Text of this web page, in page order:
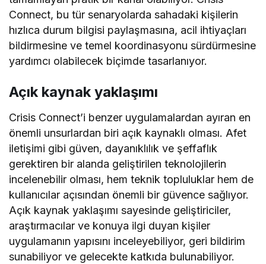
Connect, bu tür senaryolarda sahadaki kişilerin
hızlıca durum bilgisi paylaşmasına, acil ihtiyaçları
bildirmesine ve temel koordinasyonu sürdürmesine
yardımcı olabilecek biçimde tasarlanıyor.
Açık kaynak yaklaşımı
Crisis Connect’i benzer uygulamalardan ayıran en
önemli unsurlardan biri açık kaynaklı olması. Afet
iletişimi gibi güven, dayanıklılık ve şeffaflık
gerektiren bir alanda geliştirilen teknolojilerin
incelenebilir olması, hem teknik topluluklar hem de
kullanıcılar açısından önemli bir güvence sağlıyor.
Açık kaynak yaklaşımı sayesinde geliştiriciler,
araştırmacılar ve konuya ilgi duyan kişiler
uygulamanın yapısını inceleyebiliyor, geri bildirim
sunabiliyor ve gelecekte katkıda bulunabiliyor.